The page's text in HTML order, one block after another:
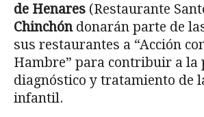
de Henares (Restaurante
Chinchóndonarán parte de
sus restaurantes a “Acción
Hambre” para contribuir a la
diagnóstico y tratamiento de
infantil.